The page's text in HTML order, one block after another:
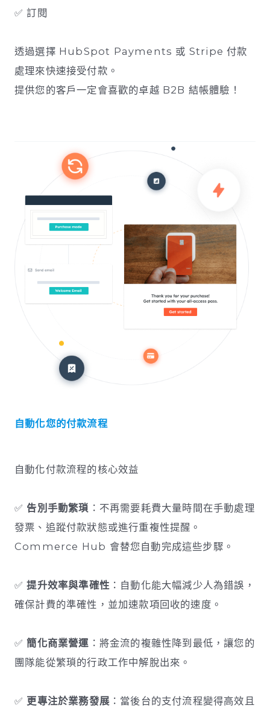
✅ 訂閱
透過選擇 HubSpot Payments 或 Stripe 付款
處理來快速接受付款。
提供您的客戶一定會喜歡的卓越 B2B 結帳體驗！
自動化您的付款流程
自動化付款流程的核心效益
✅ 告別手動繁瑣 ：不再需要耗費大量時間在手動處理
發票、追蹤付款狀態或進行重複性提醒。
Commerce Hub 會替您自動完成這些步驟。
✅提升效率與準確性 ：自動化能大幅減少人為錯誤，
確保計費的準確性，並加速款項回收的速度。
✅簡化商業營運 ：將金流的複雜性降到最低，讓您的
團隊能從繁瑣的行政工作中解脫出來。
✅ 更專注於業務發展 ：當後台的支付流程變得高效且